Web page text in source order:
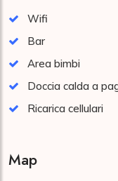
Wifi
Bar
Area bimbi
Doccia calda a
Ricarica cellulari
Map